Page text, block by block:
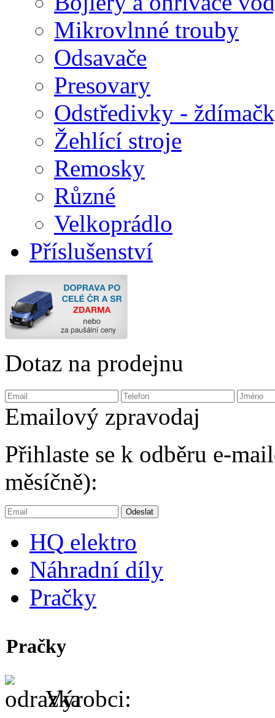
Mikrovlnné trouby
Odsavače
Presovary
Odstředivky -
Žehlící stroje
Remosky
Různé
Velkoprádlo
Příslušenství
Dotaz na prodejnu
Emailový zpravodaj
Přihlaste se k odběru e-
měsíčně):
HQ elektro
Náhradní díly
Pračky
Pračky
Výrobci: